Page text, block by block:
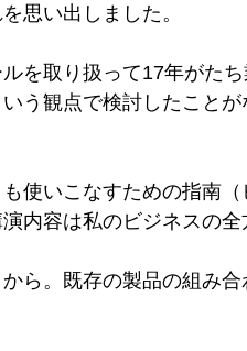
思い出しました。
を取り扱って17年がた
う観点で検討したこと
使いこなすための指南
内容は私のビジネスの全
ら。既存の製品の組み